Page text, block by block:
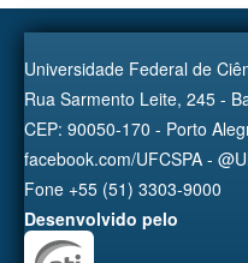
Universidade Federal de
Rua Sarmento Leite, 245 -
CEP: 90050-170 - Porto
facebook.com/UFCSPA -
Fone +55 (51) 3303-9000
Desenvolvido pelo